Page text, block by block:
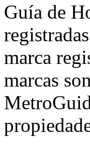
Guía de
marca
marcas